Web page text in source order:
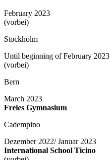
February 2023
(vorbei)
Stockholm
Until beginning of February 2023
(vorbei)
Bern
March 2023
Freies Gymnasium
Cadempino
Dezember 2022/ Januar 2023
International School Ticino